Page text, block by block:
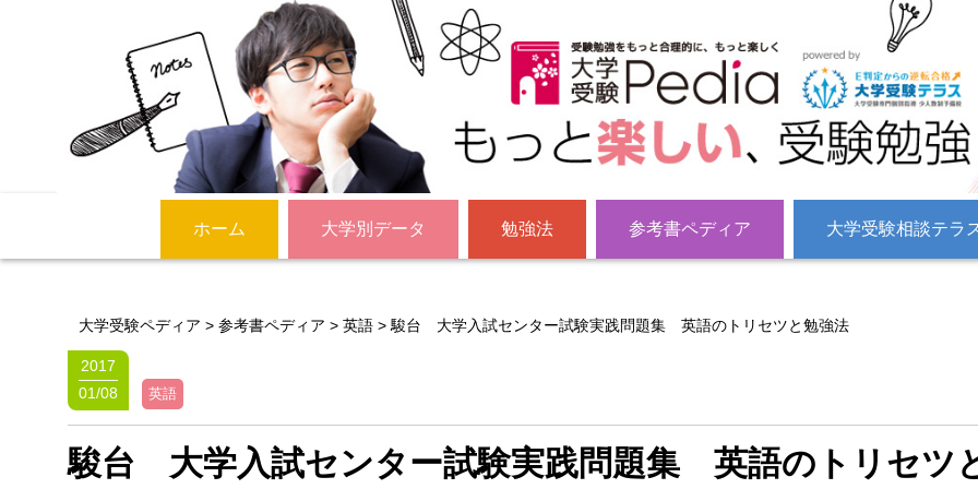
ホーム 大学別データ 勉強法 参考書ペディア 大学受験相談テラ
大学受験ペディア > 参考書ペディア > 英語 >駿台 大学入試センター試験実践問題集 英語のトリセツと勉強法
2017
01/08
英語
駿台 大学入試センター試験実践問題集 英語のトリセツ